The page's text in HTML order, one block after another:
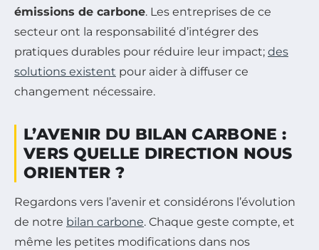
émissions de carbone. Les entreprises de ce
secteur ont la responsabilité d’intégrer des
pratiques durables pour réduire leur impact; des
solutions existent pour aider à diffuser ce
changement nécessaire.
L’AVENIR DU BILAN CARBONE :
VERS QUELLE DIRECTION NOUS
ORIENTER ?
Regardons vers l’avenir et considérons l’évolution
de notre bilan carbone. Chaque geste compte, et
même les petites modifications dans nos